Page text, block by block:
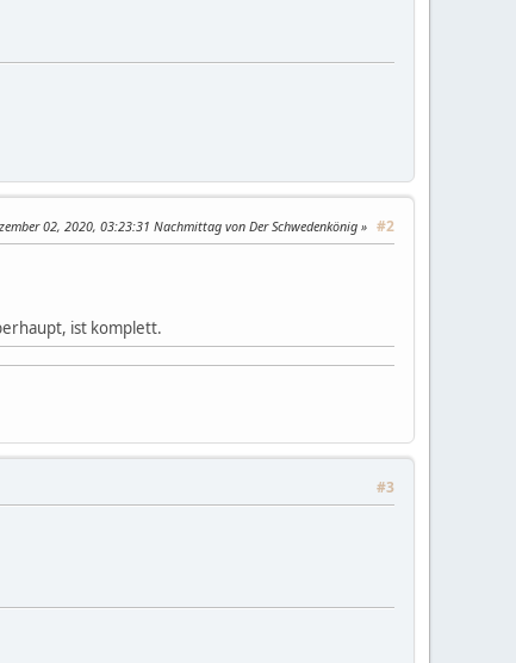
#2
02, 2020, 03:23:31 Nachmittag von Der Schwedenkönig
ist komplett.
#3